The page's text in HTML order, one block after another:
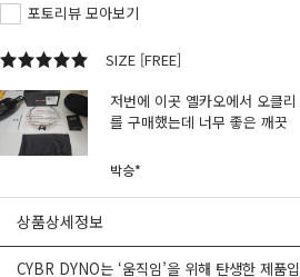
포토리뷰 모아보기
SIZE [FREE]
저번에 이곳 옐카오에서 오클
를 구매했는데 너무 좋은 깨끗
박승*
상품상세정보
CYBR DYNO는 ‘움직임’을 위해 탄생한 제